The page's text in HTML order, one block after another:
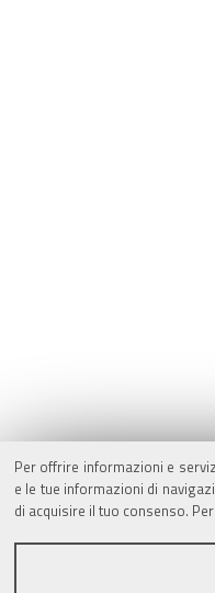
Per offrire informazioni e
e le tue informazioni di
di acquisire il tuo consenso.